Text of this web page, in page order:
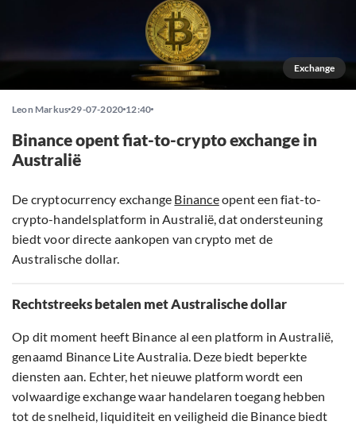
Exchange
Leon Markus 29-07-2020 12:40
Binance opent fiat-to-crypto exchange in
Australië
De cryptocurrency exchange Binanceopent een fiat-to-
crypto-handelsplatform in Australië, dat ondersteuning
biedt voor directe aankopen van crypto met de
Australische dollar.
Rechtstreeks betalen met Australische dollar
Op dit moment heeft Binance al een platform in Australië,
genaamd Binance Lite Australia. Deze biedt beperkte
diensten aan. Echter, het nieuwe platform wordt een
volwaardige exchange waar handelaren toegang hebben
tot de snelheid, liquiditeit en veiligheid die Binance biedt